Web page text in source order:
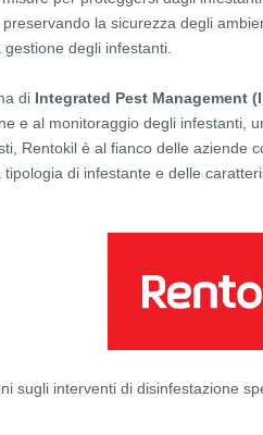
la sicurezza degli
degli infestanti.
di Integrated Pest Management
e al monitoraggio degli infestanti,
Rentokil è al fianco delle aziende
di infestante e delle
sugli interventi di disinfestazione